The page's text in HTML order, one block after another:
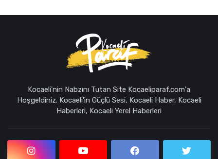
Kocaeli'nin Nabzını Tutan Site Kocaeliparaf.com'a
Hoşgeldiniz. Kocaeli'in Güçlü Sesi, Kocaeli Haber, Kocaeli
Haberleri, Kocaeli Yerel Haberleri